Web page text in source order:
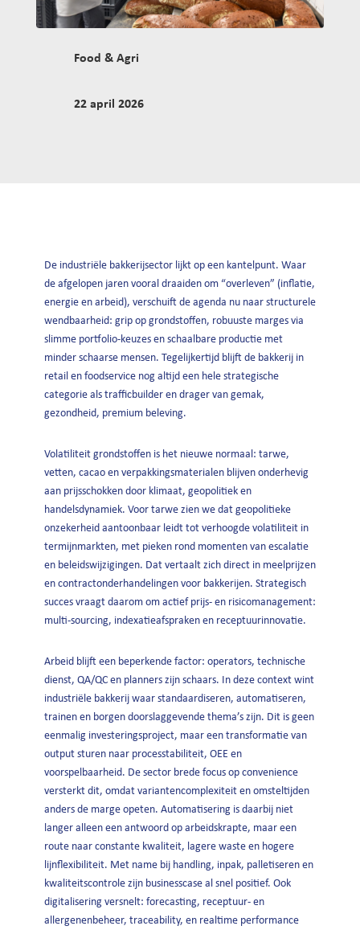
Food & Agri
22 april 2026
De industriële bakkerijsector lijkt op een kantelpunt. Waar
de afgelopen jaren vooral draaiden om “overleven” (inflatie,
energie en arbeid), verschuift de agenda nu naar structurele
wendbaarheid: grip op grondstoffen, robuuste marges via
slimme portfolio-keuzes en schaalbare productie met
minder schaarse mensen. Tegelijkertijd blijft de bakkerij in
retail en foodservice nog altijd een hele strategische
categorie als trafficbuilder en drager van gemak,
gezondheid, premium beleving.
Volatiliteit grondstoffen is het nieuwe normaal: tarwe,
vetten, cacao en verpakkingsmaterialen blijven onderhevig
aan prijsschokken door klimaat, geopolitiek en
handelsdynamiek. Voor tarwe zien we dat geopolitieke
onzekerheid aantoonbaar leidt tot verhoogde volatiliteit in
termijnmarkten, met pieken rond momenten van escalatie
en beleidswijzigingen. Dat vertaalt zich direct in meelprijzen
en contractonderhandelingen voor bakkerijen. Strategisch
succes vraagt daarom om actief prijs- en risicomanagement:
multi-sourcing, indexatieafspraken en receptuurinnovatie.
Arbeid blijft een beperkende factor: operators, technische
dienst, QA/QC en planners zijn schaars. In deze context wint
industriële bakkerij waar standaardiseren, automatiseren,
trainen en borgen doorslaggevende thema’s zijn. Dit is geen
eenmalig investeringsproject, maar een transformatie van
output sturen naar processtabiliteit, OEE en
voorspelbaarheid. De sector brede focus op convenience
versterkt dit, omdat variantencomplexiteit en omsteltijden
anders de marge opeten. Automatisering is daarbij niet
langer alleen een antwoord op arbeidskrapte, maar een
route naar constante kwaliteit, lagere waste en hogere
lijnflexibiliteit. Met name bij handling, inpak, palletiseren en
kwaliteitscontrole zijn businesscase al snel positief. Ook
digitalisering versnelt: forecasting, receptuur- en
allergenenbeheer, traceability, en realtime performance